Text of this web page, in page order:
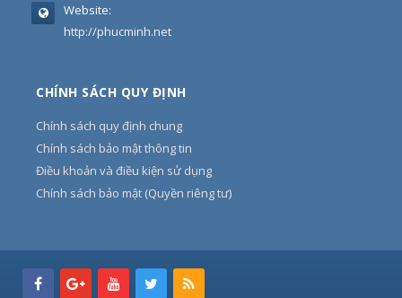
Website:
http://phucminh.net
CHÍNH SÁCH QUY ĐỊNH
Chính sách quy định chung
Chính sách bảo mật thông tin
Điều khoản và điều kiện sử dụng
Chính sách bảo mật (Quyền riêng tư)